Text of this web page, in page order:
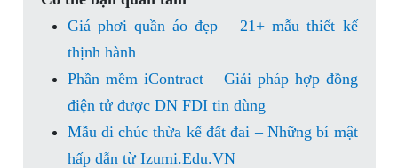
Giá phơi quần áo đẹp – 21+ mẫu thiết kế
thịnh hành
Phần mềm iContract – Giải pháp hợp đồng
điện tử được DN FDI tin dùng
Mẫu di chúc thừa kế đất đai – Những bí mật
hấp dẫn từ Izumi.Edu.VN